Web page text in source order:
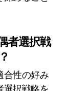
者選択戦
合性の好み
選択戦略を